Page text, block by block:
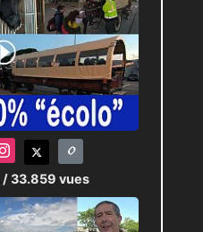
/ 33.859 vues